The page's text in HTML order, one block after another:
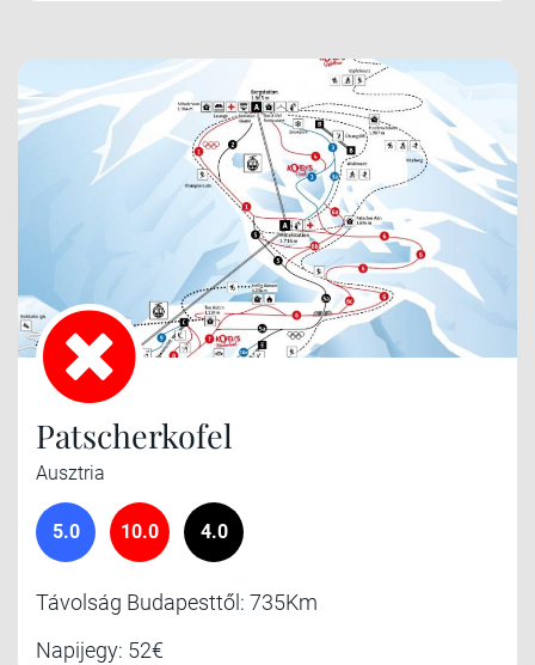
Patscherkofel
Ausztria
5.0 10.0 4.0
Távolság Budapesttől: 735Km
Napijegy: 52€